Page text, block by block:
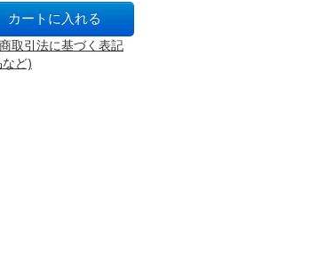
取引法に基づく表記
ど)